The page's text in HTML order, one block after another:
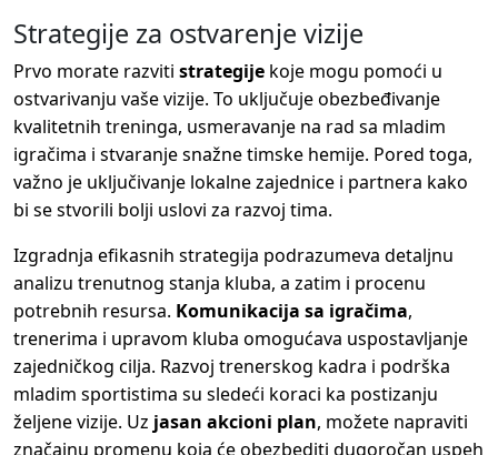
Strategije za ostvarenje vizije
Prvo morate razviti strategije koje mogu pomoći u
ostvarivanju vaše vizije. To uključuje obezbeđivanje
kvalitetnih treninga, usmeravanje na rad sa mladim
igračima i stvaranje snažne timske hemije. Pored toga,
važno je uključivanje lokalne zajednice i partnera kako
bi se stvorili bolji uslovi za razvoj tima.
Izgradnja efikasnih strategija podrazumeva detaljnu
analizu trenutnog stanja kluba, a zatim i procenu
potrebnih resursa. Komunikacija sa igračima,
trenerima i upravom kluba omogućava uspostavljanje
zajedničkog cilja. Razvoj trenerskog kadra i podrška
mladim sportistima su sledeći koraci ka postizanju
željene vizije. Uz jasan akcioni plan, možete napraviti
značajnu promenu koja će obezbediti dugoročan uspeh